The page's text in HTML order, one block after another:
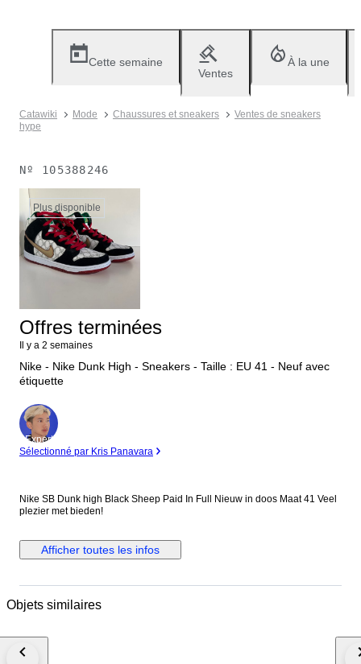
Cette semaine
Ventes
À la une
Catawiki Mode Chaussures et sneakers
Ventes de sneakers
hype
Nº 105388246
Plus disponible
Offres terminées
Il y a 2 semaines
Nike - Nike Dunk High - Sneakers - Taille : EU 41 - Neuf avec
étiquette
Expert
Sélectionné par Kris Panavara
Nike SB Dunk high Black Sheep Paid In Full Nieuw in doos Maat 41 Veel
plezier met bieden!
Afficher toutes les infos
Objets similaires